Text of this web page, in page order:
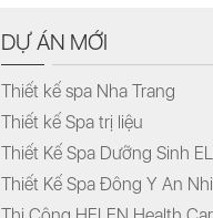
DỰ ÁN MỚI
Thiết kế spa Nha Trang
Thiết kế Spa trị liệu
Thiết Kế Spa Dưỡng Sinh
Thiết Kế Spa Đông Y An